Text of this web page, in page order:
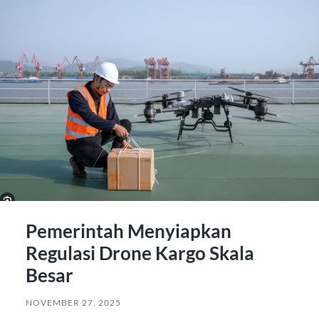
Pemerintah Menyiapkan
Regulasi Drone Kargo Skala
Besar
NOVEMBER 27, 2025